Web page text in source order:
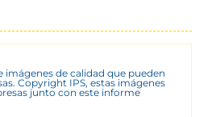
imágenes de calidad que pueden
Copyright IPS, estas imágenes
junto con este informe